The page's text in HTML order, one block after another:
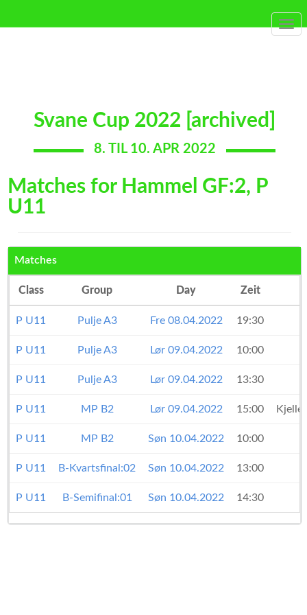
Svane Cup 2022 [archived]
8. TIL 10. APR 2022
Matches for Hammel GF:2, P
U11
Matches
Class Group Day Zeit
P U11 Pulje A3 Fre 08.04.2022 19:30
P U11 Pulje A3 Lør 09.04.2022 10:00
P U11 Pulje A3 Lør 09.04.2022 13:30
P U11 MP B2 Lør 09.04.2022 15:00
P U11 MP B2 Søn 10.04.2022 10:00
P U11 B-Kvartsfinal:02 Søn 10.04.2022 13:00
P U11 B-Semifinal:01 Søn 10.04.2022 14:30